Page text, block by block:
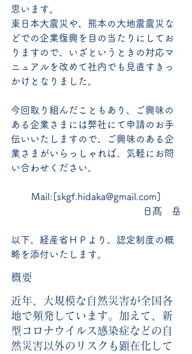
思います。
東日本大震災や、熊本の大地震震災な
どでの企業復興を目の当たりにしてお
りますので、いざというときの対応マ
ニュアルを改めて社内でも見直すきっ
かけとなりました。
今回取り組んだこともあり、ご興味の
ある企業さまには弊社にて申請のお手
伝いいたしますので、ご興味のある企
業さまがいらっしゃれば、気軽にお問
い合わせください。
Mail:[skgf.hidaka@gmail.com]
日髙　岳
以下、経産省ＨＰより、認定制度の概
略を添付いたします。
概要
近年、大規模な自然災害が全国各
地で頻発しています。加えて、新
型コロナウイルス感染症などの自
然災害以外のリスクも顕在化して